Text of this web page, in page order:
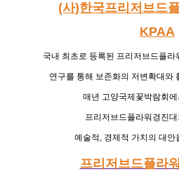
(사)한국프리저브드
KPAA
국내 최초로 등록된 프리저브드플라
연구를 통해 보존화의 저변확대와
매년 고양국제꽃박람회
프리저브드플라워경진대
예술적 , 경제적 가치의 대안
프리저브드플라